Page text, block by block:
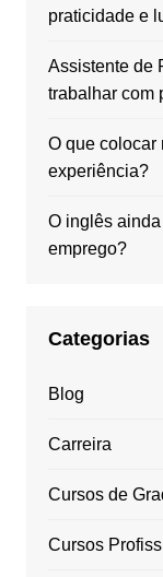
praticidade e
Assistente de
trabalhar com
O que colocar
experiência?
O inglês
emprego?
Categorias
Blog
Carreira
Cursos de
Cursos